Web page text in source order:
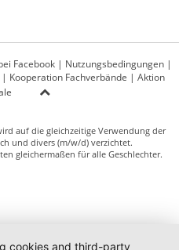
Facebook | Nutzungsbedingungen |
Kooperation Fachverbände | Aktion
auf die gleichzeitige Verwendung der
und divers (m/w/d) verzichtet.
gleichermaßen für alle Geschlechter.
cookies and third-party